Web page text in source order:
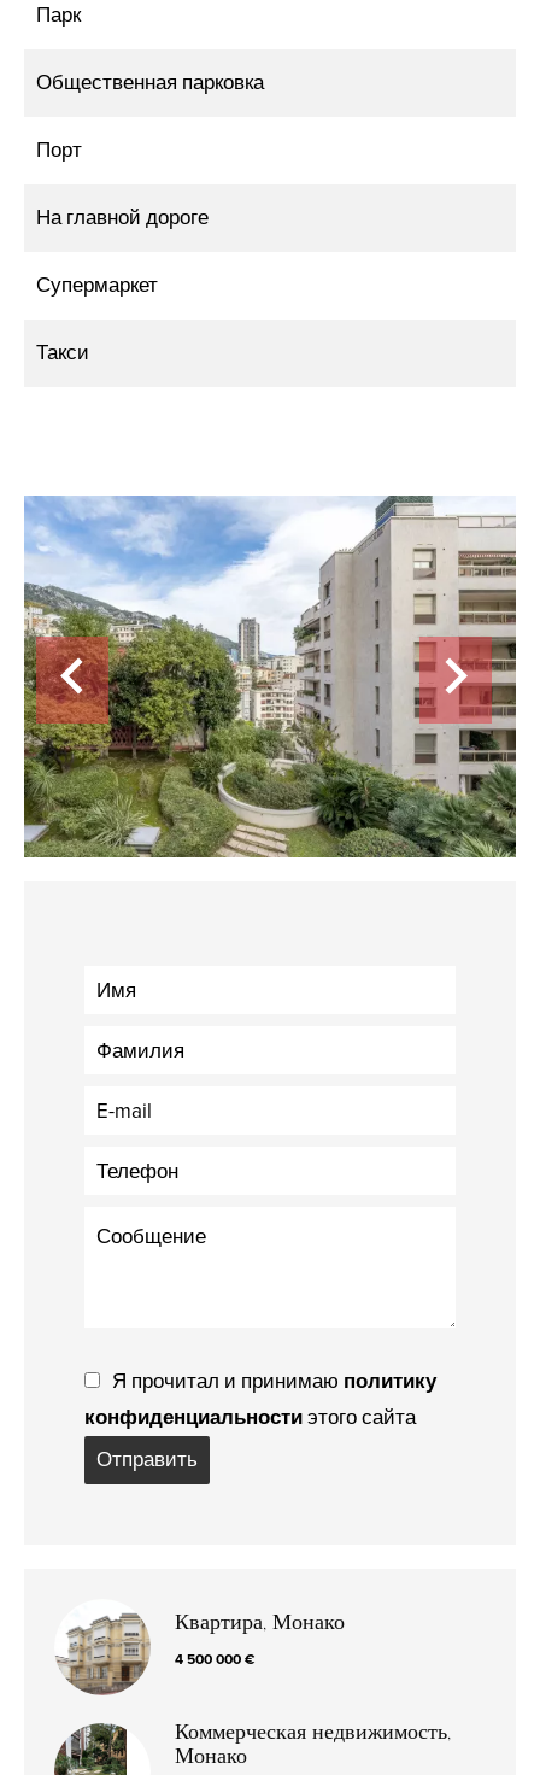
Парк
Общественная парковка
Порт
На главной дороге
Супермаркет
Такси
Я прочитал и принимаю политику
конфиденциальностиэтого сайта
Отправить
Квартира, Монако
4 500 000 €
Коммерческая недвижимость,
Монако